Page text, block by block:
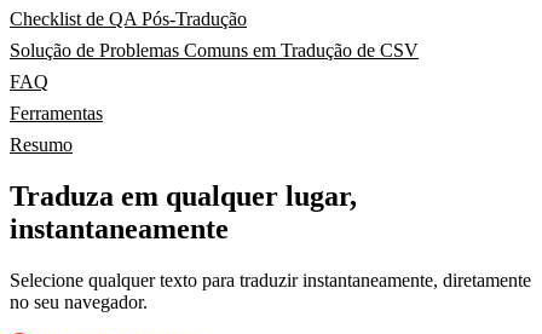
Checklist de QA Pós-Tradução
Solução de Problemas Comuns em Tradução de CSV
FAQ
Ferramentas
Resumo
Traduza em qualquer lugar,
instantaneamente
Selecione qualquer texto para traduzir instantaneamente, diretamente
no seu navegador.